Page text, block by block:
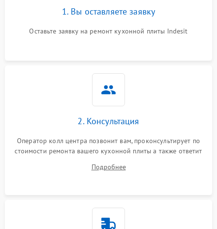
1. Вы оставляете заявку
Оставьте заявку на ремонт кухонной плиты Indesit
2. Консультация
Оператор колл центра позвонит вам, проконсультирует по
стоимости ремонта вашего кухонной плиты а также ответит
Подробнее